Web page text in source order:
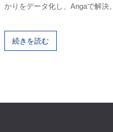
かりをデータ化し、Angaで解決。
続きを読む